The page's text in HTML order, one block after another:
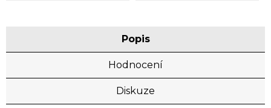
Popis
Hodnocení
Diskuze